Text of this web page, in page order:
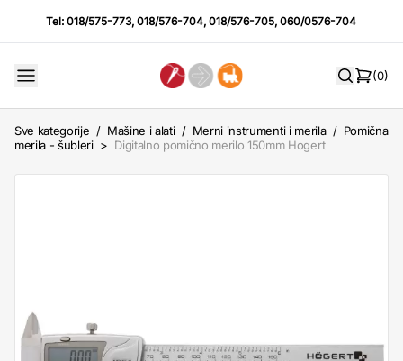
Tel:018/575-773,018/576-704,018/576-705,060/0576-704
(0)
Sve kategorije / Mašine i alati / Merni instrumenti i merila / Pomična
merila - šubleri > Digitalno pomično merilo 150mm Hogert